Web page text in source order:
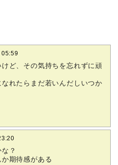
05:59
ど、その気持ちを忘れずに頑
れたらまだ若いんだしいつか
？
期待感がある